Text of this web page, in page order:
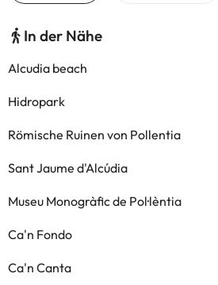
In der Nähe
Alcudia beach
Hidropark
Römische Ruinen von Pollentia
Sant Jaume d'Alcúdia
Museu Monogràfic de Pol·lèntia
Ca'n Fondo
Ca'n Canta